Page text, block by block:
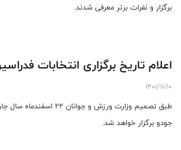
برگزار و نفرات برتر معرفی شدند.
اعلام تاریخ برگزاری انتخابات
1401/11/10
طبق تصمیم وزارت ورزش و
جودو برگزار خواهد شد.